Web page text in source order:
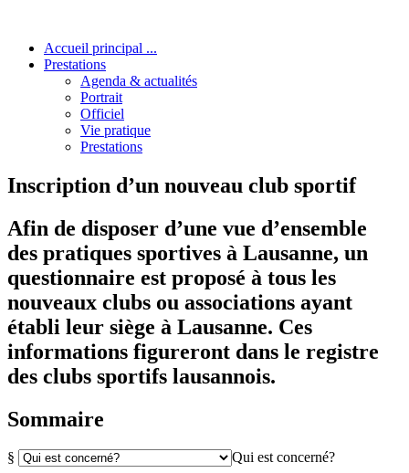
Accueil principal ...
Prestations
Agenda & actualités
Portrait
Officiel
Vie pratique
Prestations
Inscription d’un nouveau club sportif
Afin de disposer d’une vue d’ensemble
des pratiques sportives à Lausanne, un
questionnaire est proposé à tous les
nouveaux clubs ou associations ayant
établi leur siège à Lausanne. Ces
informations figureront dans le registre
des clubs sportifs lausannois.
Sommaire
§ Qui est concerné?